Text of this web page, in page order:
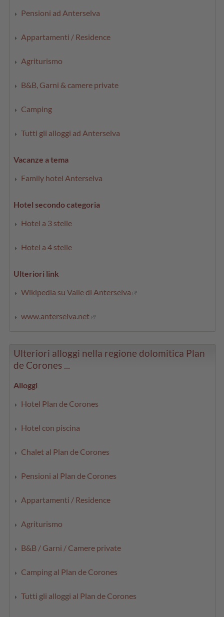
Pensioni ad Anterselva
Appartamenti / Residence
Agriturismo
B&B, Garni & camere private
Camping
Tutti gli alloggi ad Anterselva
Vacanze a tema
Family hotel Anterselva
Hotel secondo categoria
Hotel a 3 stelle
Hotel a 4 stelle
Ulteriori link
Wikipedia su Valle di Anterselva
www.anterselva.net
Ulteriori alloggi nella regione dolomitica Plan
de Corones ...
Alloggi
Hotel Plan de Corones
Hotel con piscina
Chalet al Plan de Corones
Pensioni al Plan de Corones
Appartamenti / Residence
Agriturismo
B&B / Garni / Camere private
Camping al Plan de Corones
Tutti gli alloggi al Plan de Corones